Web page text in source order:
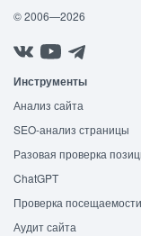
© 2006—2026
Инструменты
Анализ сайта
SEO-анализ страницы
Разовая проверка
ChatGPT
Проверка посещаемости
Аудит сайта